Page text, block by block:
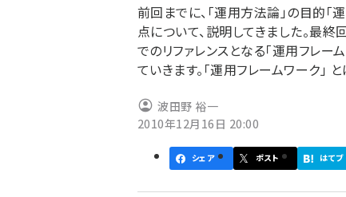
前回までに、「運用方法論」の目的「
点について、説明してきました。最
でのリファレンスとなる「運用フレ
ていきます。「運用フレームワーク」
波田野 裕一
2010年12月16日 20:00
シェア ポスト はてブ